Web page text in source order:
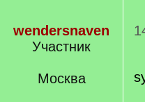
wendersnaven
Участник
Москва